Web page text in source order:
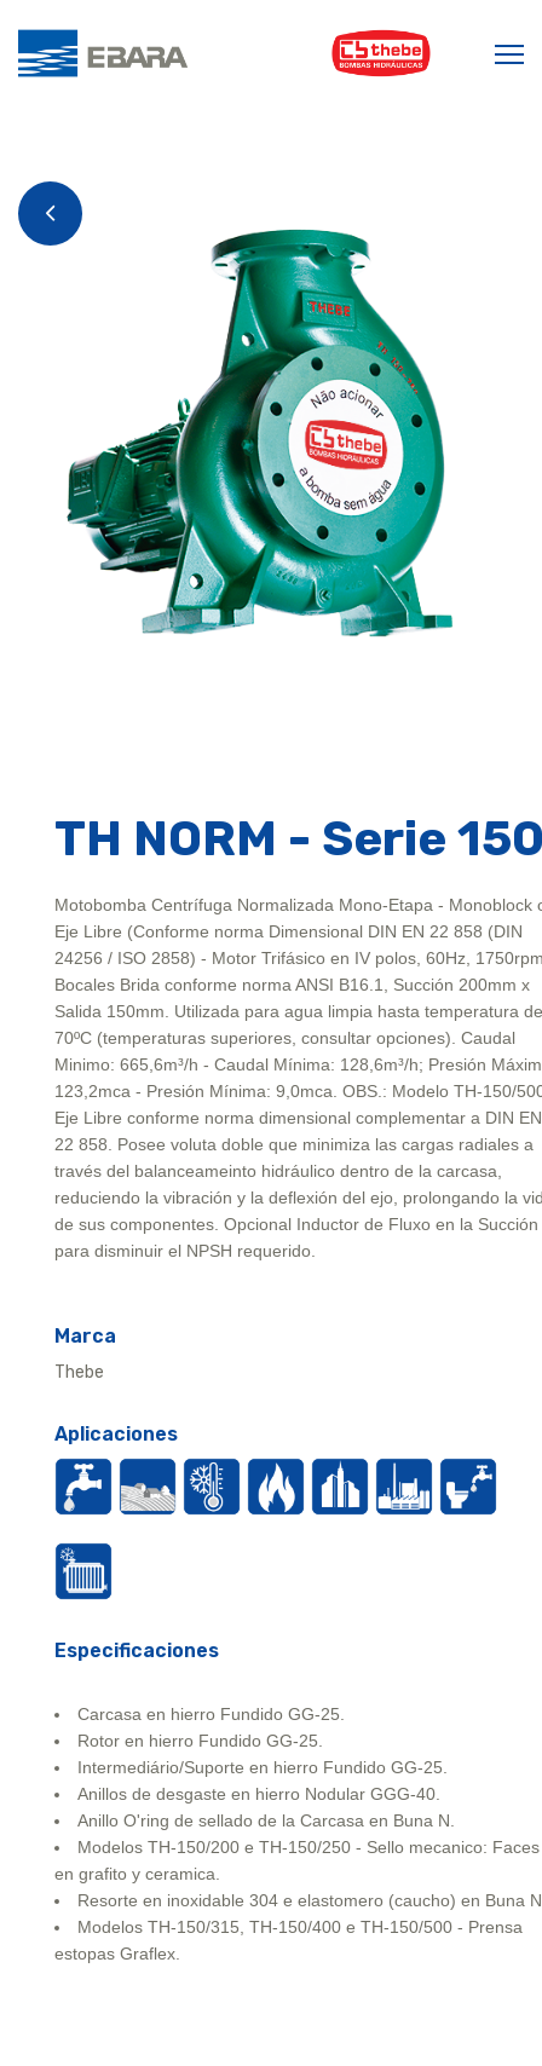
TH NORM - Serie
Motobomba Centrífuga Normalizada Mono-Etapa - Monoblock
Eje Libre (Conforme norma Dimensional DIN EN 22 858 (DIN
24256 / ISO 2858) - Motor Trifásico en IV polos, 60Hz,
Bocales Brida conforme norma ANSI B16.1, Succión 200mm x
Salida 150mm. Utilizada para agua limpia hasta temperatura de
70ºC (temperaturas superiores, consultar opciones). Caudal
Minimo: 665,6m³/h - Caudal Mínima: 128,6m³/h; Presión
123,2mca - Presión Mínima: 9,0mca. OBS.: Modelo TH-150/
Eje Libre conforme norma dimensional complementar a DIN EN
22 858. Posee voluta doble que minimiza las cargas radiales a
través del balanceameinto hidráulico dentro de la carcasa,
reduciendo la vibración y la deflexión del ejo, prolongando la
de sus componentes. Opcional Inductor de Fluxo en la Succión
para disminuir el NPSH requerido.
Marca
Thebe
Aplicaciones
Especificaciones
Carcasa en hierro Fundido GG-25.
Rotor en hierro Fundido GG-25.
Intermediário/Suporte en hierro Fundido GG-25.
Anillos de desgaste en hierro Nodular GGG-40.
Anillo O'ring de sellado de la Carcasa en Buna N.
Modelos TH-150/200 e TH-150/250 - Sello mecanico: Faces
en grafito y ceramica.
Resorte en inoxidable 304 e elastomero (caucho) en Buna
Modelos TH-150/315, TH-150/400 e TH-150/500 - Prensa
estopas Graflex.